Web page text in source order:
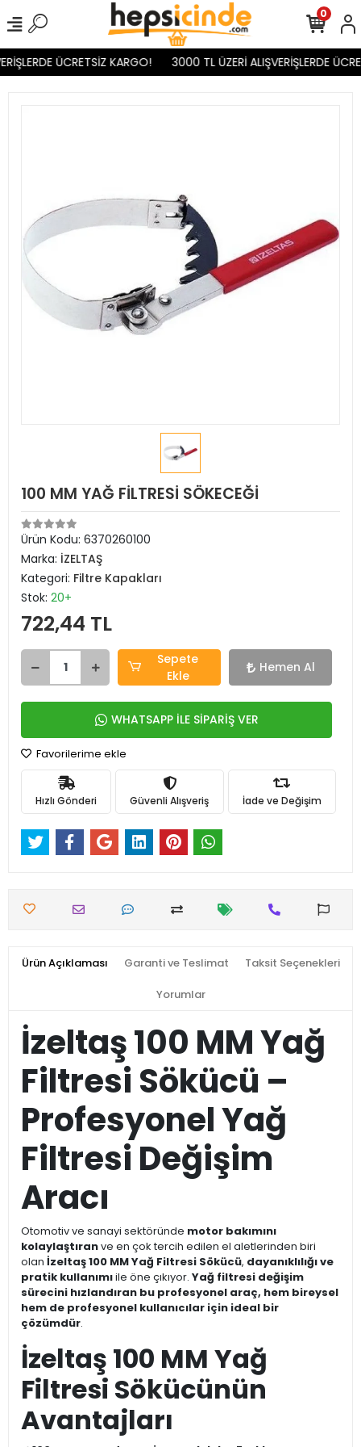
ÜCRETSİZ KARGO! 3000 TL ÜZERİ ALIŞVERİŞLERDE
0
100 MM YAĞ FİLTRESİ SÖKECEĞİ
Ürün Kodu: 6370260100
Marka: İZELTAŞ
Kategori: Filtre Kapakları
Stok: 20+
722,44 TL
Sepete
Ekle
Hemen Al
WHATSAPP İLE SİPARİŞ VER
Favorilerime ekle
Hızlı Gönderi Güvenli Alışveriş İade ve Değişim
Ürün Açıklaması Garanti ve Teslimat Taksit Seçenekleri
Yorumlar
İzeltaş 100 MM Yağ
Filtresi Sökücü –
Profesyonel Yağ
Filtresi Değişim
Aracı
Otomotiv ve sanayi sektöründe motor bakımını
kolaylaştıranve en çok tercih edilen el aletlerinden biri
olan İzeltaş 100 MM Yağ Filtresi Sökücü, dayanıklılığı ve
pratik kullanımıile öne çıkıyor. Yağ filtresi değişim
sürecini hızlandıran bu profesyonel araç, hem bireysel
hem de profesyonel kullanıcılar için ideal bir
çözümdür.
İzeltaş 100 MM Yağ
Filtresi Sökücünün
Avantajları